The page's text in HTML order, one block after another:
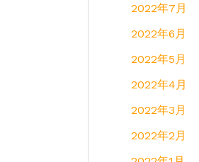
2022年7月
2022年6月
2022年5月
2022年4月
2022年3月
2022年2月